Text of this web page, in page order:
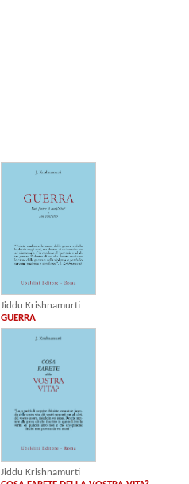
Jiddu Krishnamurti
GUERRA
Jiddu Krishnamurti